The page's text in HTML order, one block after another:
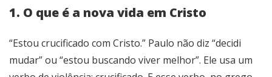
1. O que é a nova vida em Cristo
“Estou crucificado com Cristo.” Paulo não diz “decidi
mudar” ou “estou buscando viver melhor”. Ele usa um